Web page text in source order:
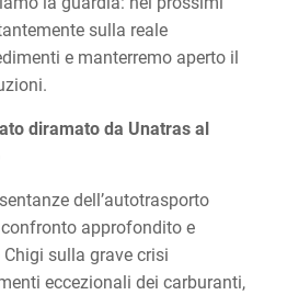
sulla reale
e manterremo aperto il
diramato da Unatras al
dell’autotrasporto
approfondito e
sulla grave crisi
eccezionali dei carburanti,